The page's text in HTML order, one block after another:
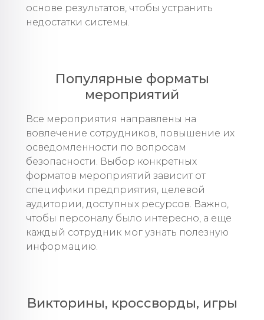
основе результатов, чтобы устранить
недостатки системы.
Популярные форматы
мероприятий
Все мероприятия направлены на
вовлечение сотрудников, повышение их
осведомленности по вопросам
безопасности. Выбор конкретных
форматов мероприятий зависит от
специфики предприятия, целевой
аудитории, доступных ресурсов. Важно,
чтобы персоналу было интересно, а еще
каждый сотрудник мог узнать полезную
информацию.
Викторины, кроссворды, игры